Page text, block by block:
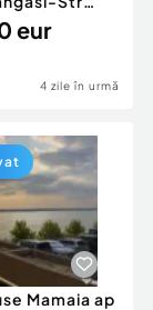
eur
4 zile în urmă
Mamaia ap